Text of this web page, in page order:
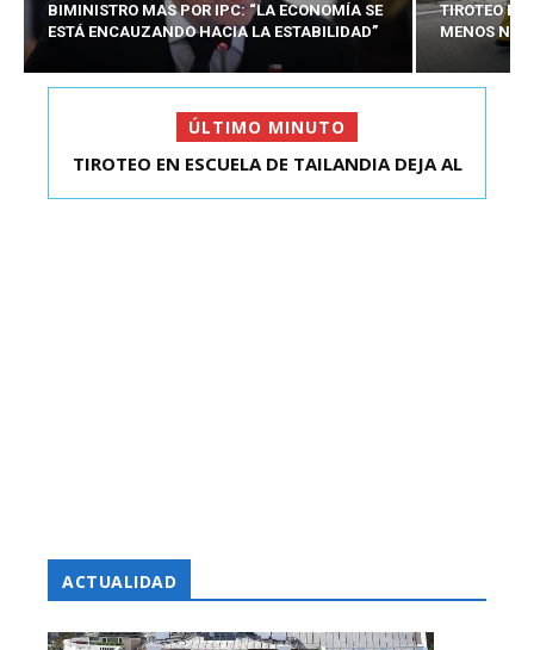
BIMINISTRO MAS POR IPC: “LA ECONOMÍA SE
ESTÁ ENCAUZANDO HACIA LA ESTABILIDAD”
TIROTEO
MENOS
ÚLTIMO MINUTO
HARBOE: “LO QUE SE REQUIERE AHORA ES HACER
TIROTEO EN ESCUELA DE TAILANDIA DEJA AL
ACTUALIDAD